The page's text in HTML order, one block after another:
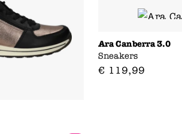
Ara Canberra 3.0
Sneakers
€ 119,99